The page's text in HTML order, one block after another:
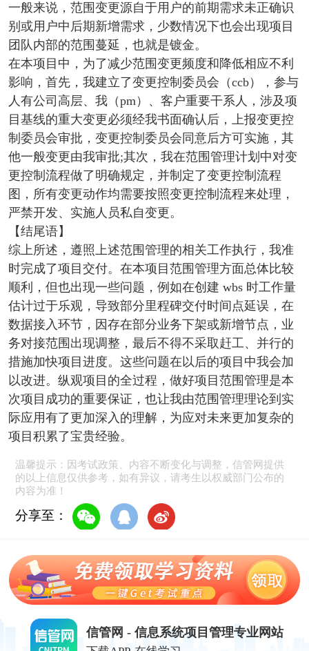
一般来说，范围变更源自于用户的前期需求未正确识
别或用户中后期新增需求，少数情况下也会出现项目
团队内部的范围蔓延，也就是镀金。
在本项目中，为了减少范围变更频度和降低相应不利
影响，首先，我建立了变更控制委员会（ccb），参与
人有公司高层、我（pm）、客户重要干系人，涉及项
目基线的重大变更必须经我书面确认后，上报变更控
制委员会审批，变更控制委员会同意后方可实施，其
他一般变更由我审批;其次，我在范围管理计划中对变
更控制流程做了明确规定，并制定了变更控制流程
图，所有变更动作均需要按照变更控制流程来处理，
严禁开发、实施人员私自变更。
【结尾语】
综上所述，遵照上述范围管理的相关工作执行，我准
时完成了项目交付。在本项目范围管理方面总体比较
顺利，但也出现一些问题，例如在创建 wbs 时工作量
估计过于乐观，导致部分里程碑交付时间点延误，在
数据接入环节，因存在部分业务下架或新增节点，业
务对接范围出现调整，最后不得不采取赶工、并行的
措施加快项目进度。这些问题在以后的项目中我会加
以改进。纵观项目的全过程，做好项目范围管理是本
次项目成功的重要保证，也让我由范围管理理论到实
际应用有了更加深入的理解，为应对未来更加复杂的
项目积累了宝贵经验。
温馨提示：因考试政策、内容不断变化与调整，信管网提供
的以上信息仅供参考，如有异议，请考生以权威部门公布的
内容为准！
分享至：
信管网 - 信息系统项目管理专业网站